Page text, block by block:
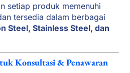
setiap produk memenuhi
tersedia dalam berbagai
Steel, Stainless Steel, dan
Konsultasi & Penawaran